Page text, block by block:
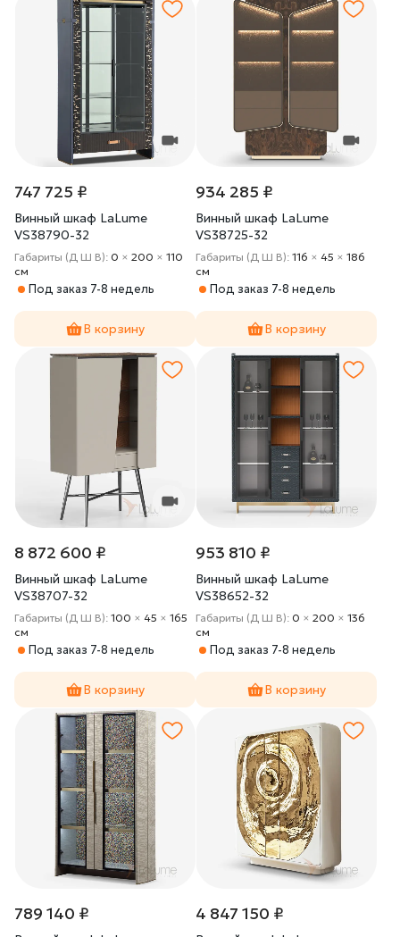
747 725 ₽
Винный шкаф LaLume
VS38790-32
Габариты (Д Ш В): 0 × 200 × 110
cм
Под заказ 7-8 недель
В корзину
934 285 ₽
Винный шкаф LaLume
VS38725-32
Габариты (Д Ш В): 116 × 45 × 186
cм
Под заказ 7-8 недель
В корзину
8 872 600 ₽
Винный шкаф LaLume
VS38707-32
Габариты (Д Ш В): 100 × 45 × 165
cм
Под заказ 7-8 недель
В корзину
953 810 ₽
Винный шкаф LaLume
VS38652-32
Габариты (Д Ш В): 0 × 200 × 136
cм
Под заказ 7-8 недель
В корзину
789 140 ₽ 4 847 150 ₽